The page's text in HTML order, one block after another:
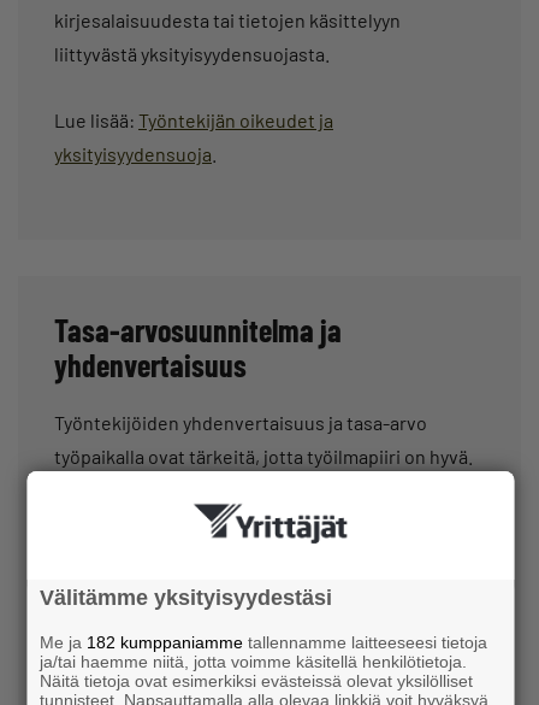
kirjesalaisuudesta tai tietojen käsittelyyn
liittyvästä yksityisyydensuojasta.
Lue lisää: Työntekijän oikeudet ja
yksityisyydensuoja
Tasa-arvosuunnitelma ja
yhdenvertaisuus
Työntekijöiden yhdenvertaisuus ja tasa-arvo
työpaikalla ovat tärkeitä, jotta työilmapiiri on hyvä.
sivulle on koottu ohjeet yrityksen tasa-
yhdenvertaisuussuunnitelman laatimiseen.
Lue lisää:Tasa-arvosuunnitelma ja
yhdenvertaisuus.
Välitämme yksityisyydestäsi
Me ja 182 kumppaniammetallennamme laitteeseesi tietoja
ja/tai haemme niitä, jotta voimme käsitellä henkilötietoja.
Näitä tietoja ovat esimerkiksi evästeissä olevat yksilölliset
tunnisteet. Napsauttamalla alla olevaa linkkiä voit hyväksyä